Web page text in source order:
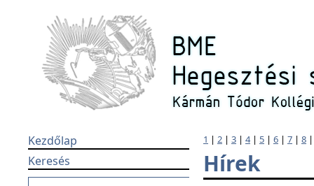
Kezdőlap
Keresés
1 | 2 | 3 | 4| 5 | 6 | 7 | 8
Hírek